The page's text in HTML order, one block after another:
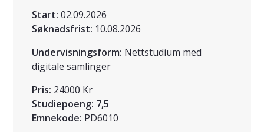
Start: 02.09.2026
Søknadsfrist: 10.08.2026
Undervisningsform: Nettstudium med
digitale samlinger
Pris: 24000 Kr
Studiepoeng: 7,5
Emnekode: PD6010